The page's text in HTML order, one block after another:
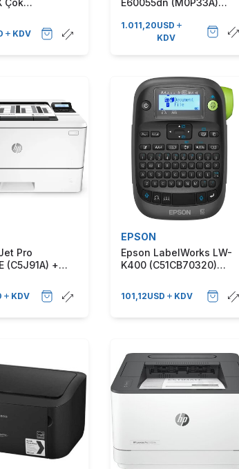
Çok
KDV
E60055dn (M0P33A)
Yazıcı
1.011,20USD
KDV
Pro
(C5J91A) +
Lazer
KDV
EPSON
Epson LabelWorks LW-
K400 (C51CB70320)
101,12USD KDV